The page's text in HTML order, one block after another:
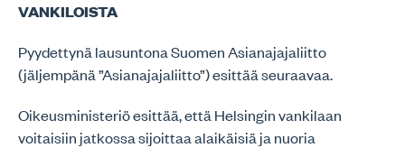
VANKILOISTA
Pyydettynä lausuntona Suomen Asianajajaliitto
(jäljempänä ”Asianajajaliitto”) esittää seuraavaa.
Oikeusministeriö esittää, että Helsingin vankilaan
voitaisiin jatkossa sijoittaa alaikäisiä ja nuoria